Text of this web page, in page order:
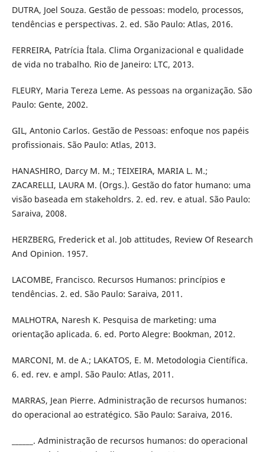
DUTRA, Joel Souza. Gestão de pessoas: modelo, processos,
tendências e perspectivas. 2. ed. São Paulo: Atlas, 2016.
FERREIRA, Patrícia Ítala. Clima Organizacional e qualidade
de vida no trabalho. Rio de Janeiro: LTC, 2013.
FLEURY, Maria Tereza Leme. As pessoas na organização. São
Paulo: Gente, 2002.
GIL, Antonio Carlos. Gestão de Pessoas: enfoque nos papéis
profissionais. São Paulo: Atlas, 2013.
HANASHIRO, Darcy M. M.; TEIXEIRA, MARIA L. M.;
ZACARELLI, LAURA M. (Orgs.). Gestão do fator humano: uma
visão baseada em stakeholdrs. 2. ed. rev. e atual. São Paulo:
Saraiva, 2008.
HERZBERG, Frederick et al. Job attitudes, Review Of Research
And Opinion. 1957.
LACOMBE, Francisco. Recursos Humanos: princípios e
tendências. 2. ed. São Paulo: Saraiva, 2011.
MALHOTRA, Naresh K. Pesquisa de marketing: uma
orientação aplicada. 6. ed. Porto Alegre: Bookman, 2012.
MARCONI, M. de A.; LAKATOS, E. M. Metodologia Científica.
6. ed. rev. e ampl. São Paulo: Atlas, 2011.
MARRAS, Jean Pierre. Administração de recursos humanos:
do operacional ao estratégico. São Paulo: Saraiva, 2016.
______. Administração de recursos humanos: do operacional